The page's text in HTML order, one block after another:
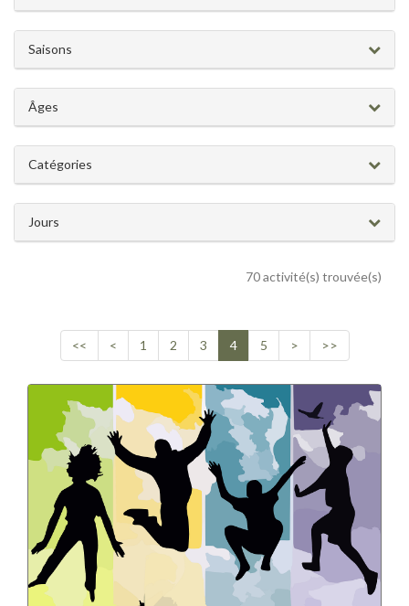
Saisons
Âges
Catégories
Jours
70 activité(s) trouvée(s)
<< < 1 2 3 4 5 > >>